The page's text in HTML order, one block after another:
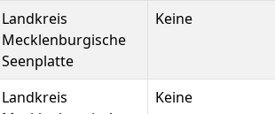
Landkreis
Mecklenburgische
Seenplatte
Keine
Landkreis
Keine